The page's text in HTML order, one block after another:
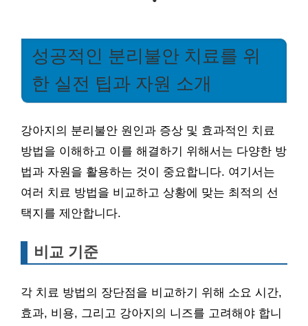
성공적인 분리불안 치료를 위
한 실전 팁과 자원 소개
강아지의 분리불안 원인과 증상 및 효과적인 치료
방법을 이해하고 이를 해결하기 위해서는 다양한 방
법과 자원을 활용하는 것이 중요합니다. 여기서는
여러 치료 방법을 비교하고 상황에 맞는 최적의 선
택지를 제안합니다.
비교 기준
각 치료 방법의 장단점을 비교하기 위해 소요 시간,
효과, 비용, 그리고 강아지의 니즈를 고려해야 합니